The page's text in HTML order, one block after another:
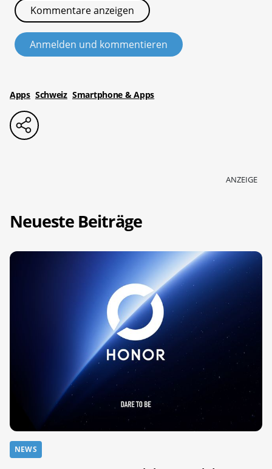
Kommentare anzeigen
Anmelden und kommentieren
Apps Schweiz Smartphone & Apps
ANZEIGE
Neueste Beiträge
NEWS